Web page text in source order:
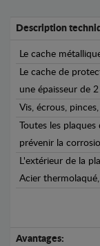
Description
Le cache
Le cache de
une épaisseur de
Vis, écrous,
Toutes les
prévenir la
L'extérieur de la
Acier
Avantages: